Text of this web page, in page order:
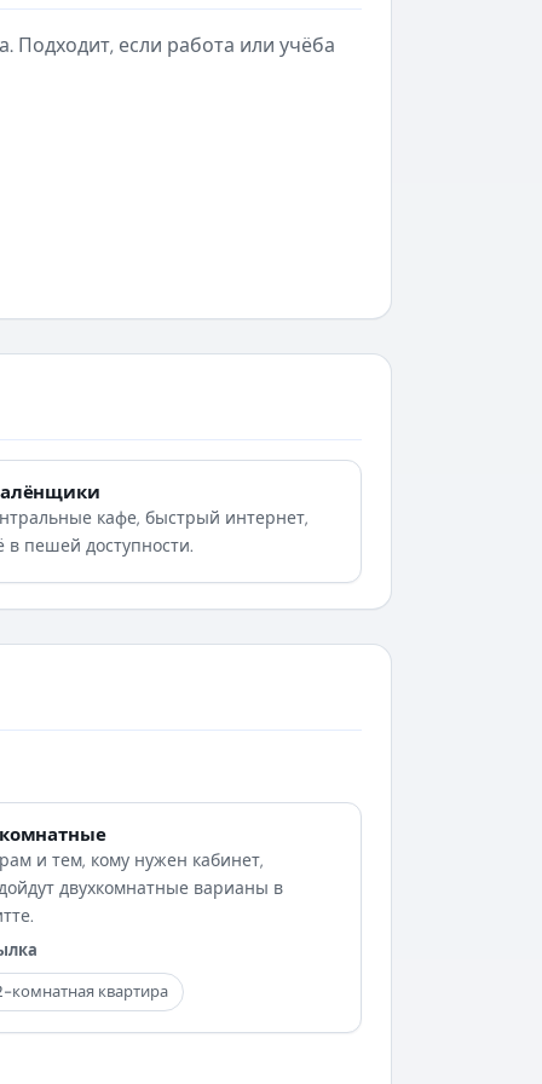
Подходит, если работа или учёба
кафе, быстрый интернет,
в пешей доступности.
и тем, кому нужен кабинет,
двухкомнатные варианы в
комнатная квартира